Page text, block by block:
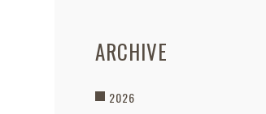
ARCHIVE
2026